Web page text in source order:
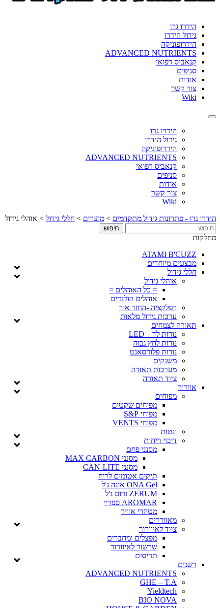
הידרו גרו
גידול הידרו
הידרופוניקה
ADVANCED NUTRIENTS
קנאביס רפואי
סניפים
אודות
צור קשר
Wiki
Toggle
הידרו גרו
גידול הידרו
הידרופוניקה
ADVANCED NUTRIENTS
קנאביס רפואי
סניפים
אודות
צור קשר
Wiki
הידרו גרו - פתרונות גידול מתקדמים > מוצרים > חללי גידול > אוהלי גידול
מחלקות
ATAMI B'CUZZ
מבצעים מיוחדים
חללי גידול
אוהלי גידול
= כל האוהלים =
אוהלים הולנדים
רפלקציה -החזר אור
ערכות גידול מלאות
תאורה לצמחים
נורות לד – LED
נורות לחץ גבוה
נורות פלורסאנט
משנקים
מערכות תאורה
ציוד תאורה
אוורור
מפוחים
מפוחים שקטים
מפוחי S&P
מפוחי VENTS
ונטות
דיכוי ריחות
מסנני פחם
מסנני MAX CARBON
מסנני CAN-LITE
תיקים אטומים לריח
ONA Gel אונה ג'ל
ZERUM זרום ג'ל
AROMAR ספריי
מטהרי אוויר
מאווררים
ציוד לאיוורור
מפצלים ומחברים
שרשור לאיוורור
תריסים
דשנים
ADVANCED NUTRIENTS
GHE – T.A
Yieldtech
BIO NOVA
format_underlined הוסף קו תחתון לקישורים
את
כל